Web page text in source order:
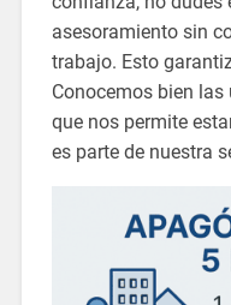
asesoramiento sin
trabajo. Esto
Conocemos bien
que nos permite
es parte de nuestra